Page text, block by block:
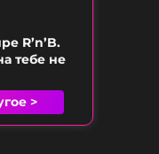
R’n’B.
тебе не
>